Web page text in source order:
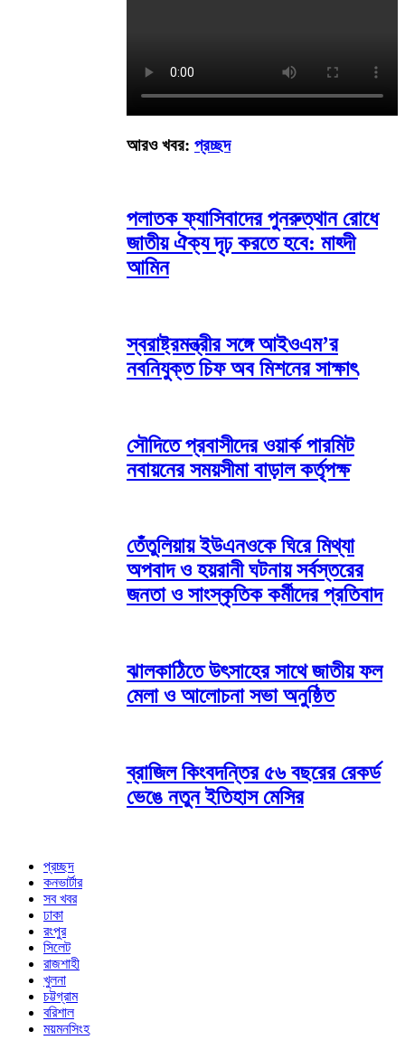
আরও খবর: প্রচ্ছদ
পলাতক ফ্যাসিবাদের পুনরুত্থান রোধে
জাতীয় ঐক্য দৃঢ় করতে হবে: মাহ্দী
আমিন
স্বরাষ্ট্রমন্ত্রীর সঙ্গে আইওএম’র
নবনিযুক্ত চিফ অব মিশনের সাক্ষাৎ
সৌদিতে প্রবাসীদের ওয়ার্ক পারমিট
নবায়নের সময়সীমা বাড়াল কর্তৃপক্ষ
তেঁতুলিয়ায় ইউএনওকে ঘিরে মিথ্যা
অপবাদ ও হয়রানী ঘটনায় সর্বস্তরের
জনতা ও সাংস্কৃতিক কর্মীদের প্রতিবাদ
ঝালকাঠিতে উৎসাহের সাথে জাতীয় ফল
মেলা ও আলোচনা সভা অনুষ্ঠিত
ব্রাজিল কিংবদন্তির ৫৬ বছরের রেকর্ড
ভেঙে নতুন ইতিহাস মেসির
প্রচ্ছদ
কনভার্টার
সব খবর
ঢাকা
রংপুর
সিলেট
রাজশাহী
খুলনা
চট্টগ্রাম
বরিশাল
ময়মনসিংহ